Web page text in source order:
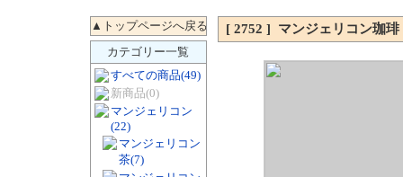
カテゴリー一覧
すべての商品(49)
新商品(0)
マンジェリコン
(22)
マンジェリコン
茶(7)
[ 2752 ] マンジェリコン珈琲